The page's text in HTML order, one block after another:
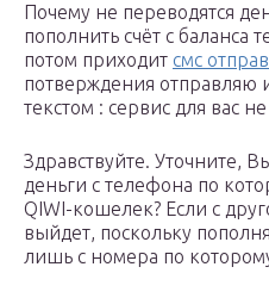
Почему не переводятся
пополнить счёт с баланса
потом приходит смс
потверждения отправляю
текстом : сервис для вас
Здравствуйте. Уточните,
деньги с телефона по
QIWI-кошелек? Если с
выйдет, поскольку
лишь с номера по